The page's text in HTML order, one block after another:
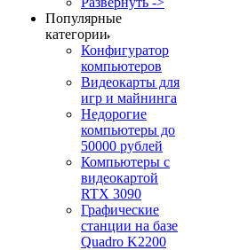
Популярные
категории
Конфигуратор
компьютеров
Видеокарты для
игр и майнинга
Недорогие
компьютеры до
50000 рублей
Компьютеры с
видеокартой
RTX 3090
Графические
станции на базе
Quadro K2200